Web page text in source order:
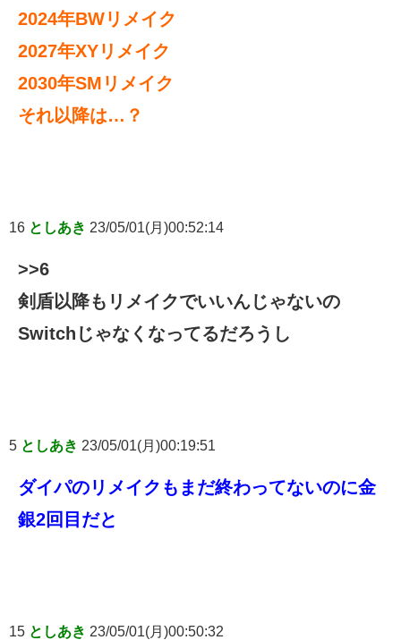
2024年BWリメイク
2027年XYリメイク
2030年SMリメイク
それ以降は…？
16 としあき 23/05/01(月)00:52:14
>>6
剣盾以降もリメイクでいいんじゃないの
Switchじゃなくなってるだろうし
5 としあき 23/05/01(月)00:19:51
ダイパのリメイクもまだ終わってないのに金
銀2回目だと
15 としあき 23/05/01(月)00:50:32